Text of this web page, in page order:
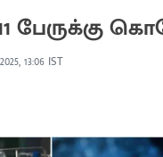
பேருக்கு
13:06 IST